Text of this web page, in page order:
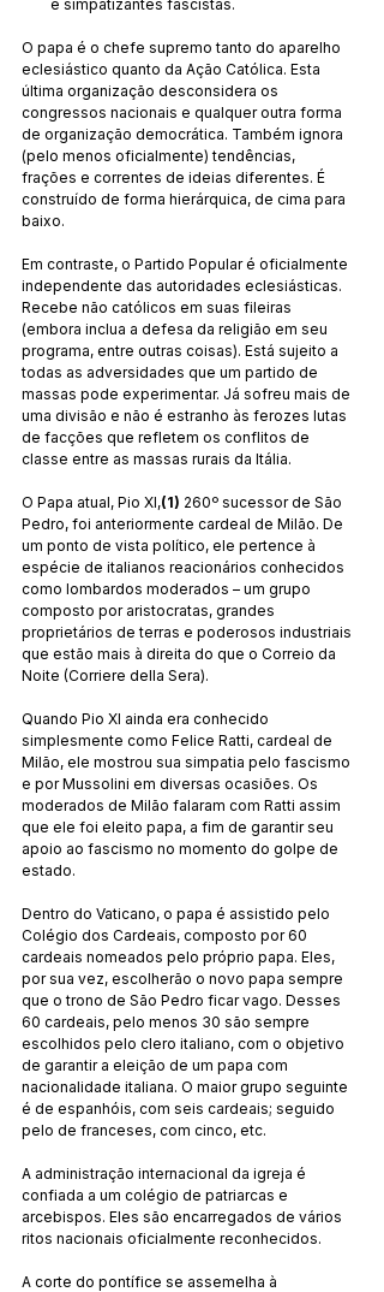
e simpatizantes fascistas.
O papa é o chefe supremo tanto do aparelho
eclesiástico quanto da Ação Católica. Esta
última organização desconsidera os
congressos nacionais e qualquer outra forma
de organização democrática. Também ignora
(pelo menos oficialmente) tendências,
frações e correntes de ideias diferentes. É
construído de forma hierárquica, de cima para
baixo.
Em contraste, o Partido Popular é oficialmente
independente das autoridades eclesiásticas.
Recebe não católicos em suas fileiras
(embora inclua a defesa da religião em seu
programa, entre outras coisas). Está sujeito a
todas as adversidades que um partido de
massas pode experimentar. Já sofreu mais de
uma divisão e não é estranho às ferozes lutas
de facções que refletem os conflitos de
classe entre as massas rurais da Itália.
O Papa atual, Pio XI,(1) 260º sucessor de São
Pedro, foi anteriormente cardeal de Milão. De
um ponto de vista político, ele pertence à
espécie de italianos reacionários conhecidos
como lombardos moderados – um grupo
composto por aristocratas, grandes
proprietários de terras e poderosos industriais
que estão mais à direita do que o Correio da
Noite (Corriere della Sera).
Quando Pio XI ainda era conhecido
simplesmente como Felice Ratti, cardeal de
Milão, ele mostrou sua simpatia pelo fascismo
e por Mussolini em diversas ocasiões. Os
moderados de Milão falaram com Ratti assim
que ele foi eleito papa, a fim de garantir seu
apoio ao fascismo no momento do golpe de
estado.
Dentro do Vaticano, o papa é assistido pelo
Colégio dos Cardeais, composto por 60
cardeais nomeados pelo próprio papa. Eles,
por sua vez, escolherão o novo papa sempre
que o trono de São Pedro ficar vago. Desses
60 cardeais, pelo menos 30 são sempre
escolhidos pelo clero italiano, com o objetivo
de garantir a eleição de um papa com
nacionalidade italiana. O maior grupo seguinte
é de espanhóis, com seis cardeais; seguido
pelo de franceses, com cinco, etc.
A administração internacional da igreja é
confiada a um colégio de patriarcas e
arcebispos. Eles são encarregados de vários
ritos nacionais oficialmente reconhecidos.
A corte do pontífice se assemelha à